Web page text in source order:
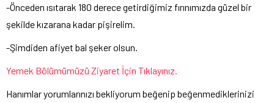
-Önceden ısıtarak 180 derece getirdiğimiz fırınımızda güzel bir
şekilde kızarana kadar pişirelim.
-Şimdiden afiyet bal şeker olsun.
Yemek Bölümümüzü Ziyaret İçin Tıklayınız.
Hanımlar yorumlarınızı bekliyorum beğenip beğenmediklerinizi